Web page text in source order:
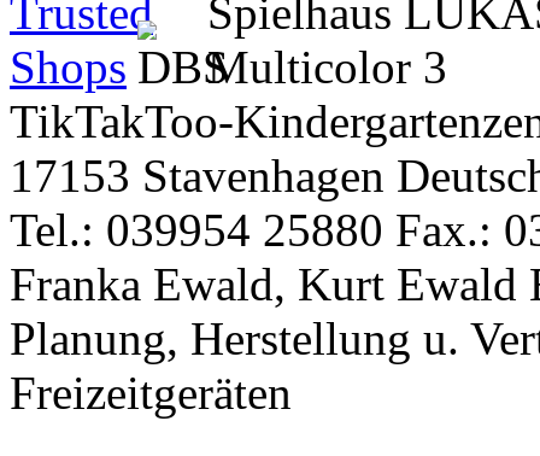
TikTakToo-
17153 Stavenhagen
Tel.: 039954 25880 Fax.:
Franka Ewald, Kurt Ewald
Planung, Herstellung u.
Freizeitgeräten